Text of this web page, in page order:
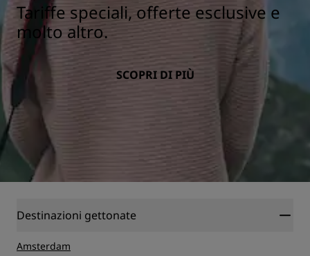
Tariffe speciali, offerte esclusive e
molto altro.
SCOPRI DI PIÙ
Destinazioni gettonate
Amsterdam